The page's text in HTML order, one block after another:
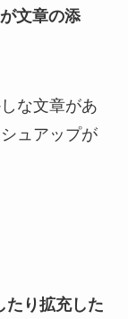
文章の添
な文章があ
ュアップが
たり拡充した